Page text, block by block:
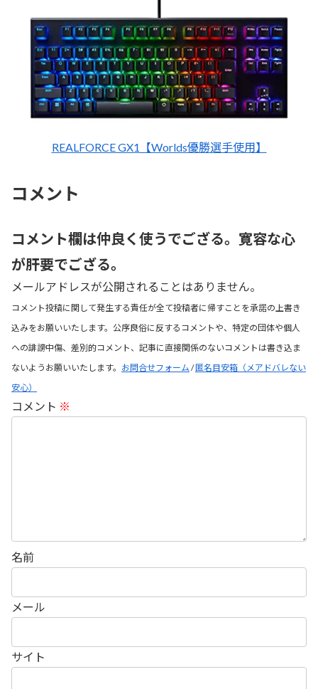
REALFORCE GX1【Worlds優勝選手使用】
コメント
コメント欄は仲良く使うでござる。寛容な心
が肝要でござる。
メールアドレスが公開されることはありません。
コメント投稿に関して発生する責任が全て投稿者に帰すことを承諾の上書き
込みをお願いいたします。公序良俗に反するコメントや、特定の団体や個人
への誹謗中傷、差別的コメント、記事に直接関係のないコメントは書き込ま
ないようお願いいたします。 お問合せフォーム /匿名目安箱（メアドバレない
安心）
コメント ※
名前
メール
サイト